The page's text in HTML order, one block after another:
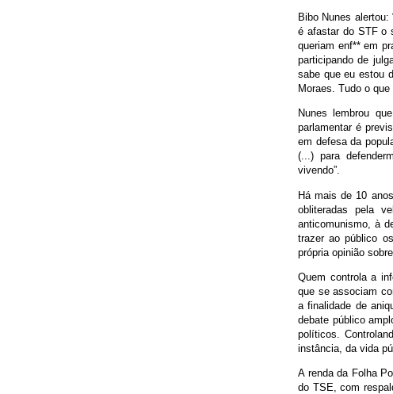
Bibo Nunes
é afastar do STF o
queriam enf** em
participando de
sabe que eu estou
Moraes. Tudo o
Nunes lembrou
parlamentar é
em defesa da
(...) para
vivendo”.
Há mais de 10
obliteradas pela
anticomunismo, à
trazer ao público
própria opinião
Quem controla a
que se associam
a finalidade de
debate público
políticos.
instância, da vida
A renda da Folha
do TSE, com